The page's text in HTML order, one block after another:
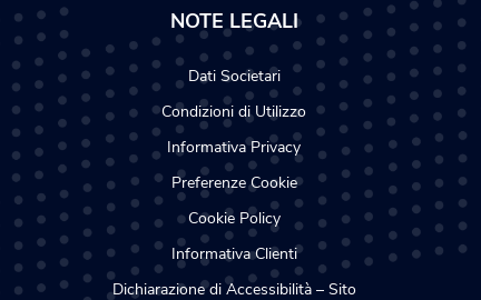
NOTE LEGALI
Dati Societari
Condizioni di Utilizzo
Informativa Privacy
Preferenze Cookie
Cookie Policy
Informativa Clienti
Dichiarazione di Accessibilità – Sito